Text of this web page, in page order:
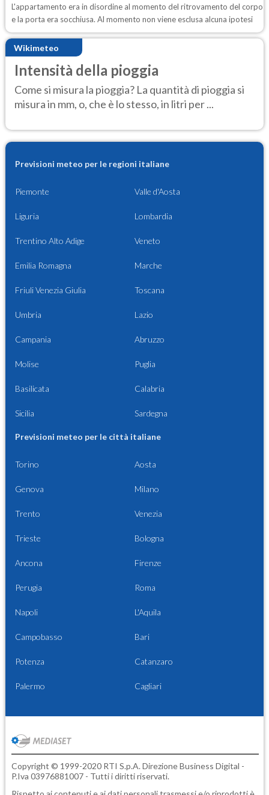
L'appartamento era in disordine al momento del ritrovamento del corpo
e la porta era socchiusa. Al momento non viene esclusa alcuna ipotesi
Wikimeteo
Intensità della pioggia
Come si misura la pioggia? La quantità di pioggia si
misura in mm, o, che è lo stesso, in litri per ...
Previsioni meteo per le regioni italiane
Piemonte Valle d'Aosta
Liguria Lombardia
Trentino Alto Adige Veneto
Emilia Romagna Marche
Friuli Venezia Giulia Toscana
Umbria Lazio
Campania Abruzzo
Molise Puglia
Basilicata Calabria
Sicilia Sardegna
Previsioni meteo per le città italiane
Torino Aosta
Genova Milano
Trento Venezia
Trieste Bologna
Ancona Firenze
Perugia Roma
Napoli L'Aquila
Campobasso Bari
Potenza Catanzaro
Palermo Cagliari
Copyright © 1999-2020 RTI S.p.A. Direzione Business Digital -
P.Iva 03976881007 - Tutti i diritti riservati.